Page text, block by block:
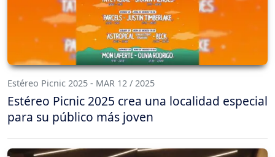
Estéreo Picnic 2025 - MAR 12 / 2025
Estéreo Picnic 2025 crea una localidad especial
para su público más joven